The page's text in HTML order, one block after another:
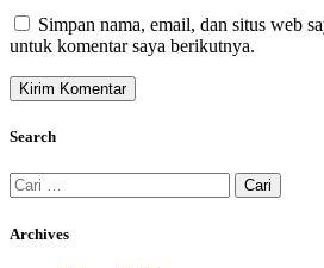
Simpan nama, email, dan situs web
untuk komentar saya berikutnya.
Search
Cari
untuk:
Archives